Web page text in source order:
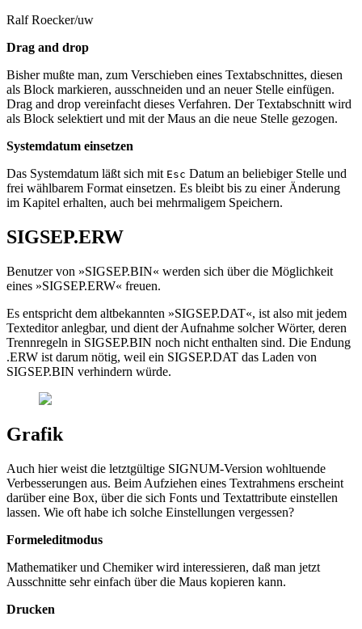
Ralf Roecker/uw
Drag and drop
Bisher mußte man, zum Verschieben eines Textabschnittes, diesen
als Block markieren, ausschneiden und an neuer Stelle einfügen.
Drag and drop vereinfacht dieses Verfahren. Der Textabschnitt wird
als Block selektiert und mit der Maus an die neue Stelle gezogen.
Systemdatum einsetzen
Das Systemdatum läßt sich mit Esc Datum an beliebiger Stelle und
frei wählbarem Format einsetzen. Es bleibt bis zu einer Änderung
im Kapitel erhalten, auch bei mehrmaligem Speichern.
SIGSEP.ERW
Benutzer von »SIGSEP.BIN« werden sich über die Möglichkeit
eines »SIGSEP.ERW« freuen.
Es entspricht dem altbekannten »SIGSEP.DAT«, ist also mit jedem
Texteditor anlegbar, und dient der Aufnahme solcher Wörter, deren
Trennregeln in SIGSEP.BIN noch nicht enthalten sind. Die Endung
.ERW ist darum nötig, weil ein SIGSEP.DAT das Laden von
SIGSEP.BIN verhindern würde.
Grafik
Auch hier weist die letztgültige SIGNUM-Version wohltuende
Verbesserungen aus. Beim Aufziehen eines Textrahmens erscheint
darüber eine Box, über die sich Fonts und Textattribute einstellen
lassen. Wie oft habe ich solche Einstellungen vergessen?
Formeleditmodus
Mathematiker und Chemiker wird interessieren, daß man jetzt
Ausschnitte sehr einfach über die Maus kopieren kann.
Drucken